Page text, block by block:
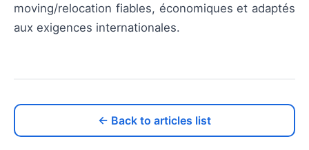
moving/relocation fiables, économiques et adaptés
aux exigences internationales.
← Back to articles list